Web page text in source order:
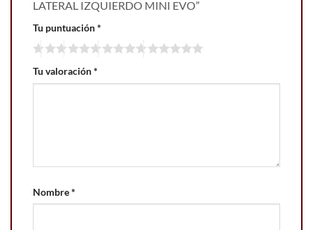
LATERAL IZQUIERDO MINI EVO”
Tu puntuación*
Tu valoración*
Nombre*